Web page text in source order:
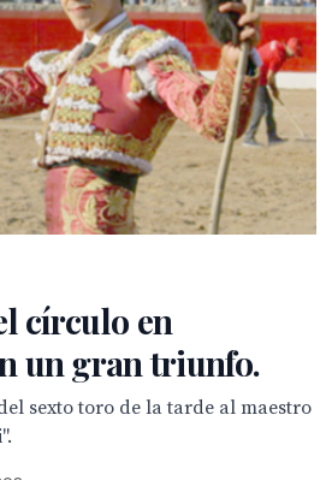
círculo en
un gran triunfo.
sexto toro de la tarde al maestro